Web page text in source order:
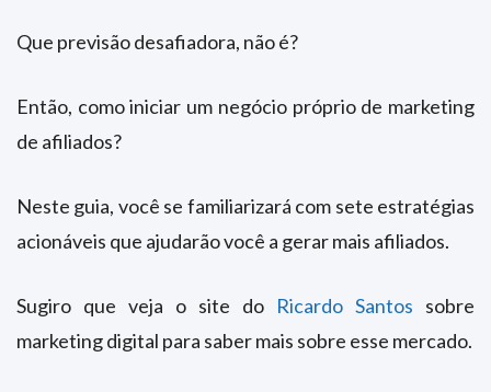
Que previsão desafiadora, não é?
Então, como iniciar um negócio próprio de marketing
de afiliados?
Neste guia, você se familiarizará com sete estratégias
acionáveis ​​que ajudarão você a gerar mais afiliados.
Sugiro que veja o site do Ricardo Santos sobre
marketing digital para saber mais sobre esse mercado.